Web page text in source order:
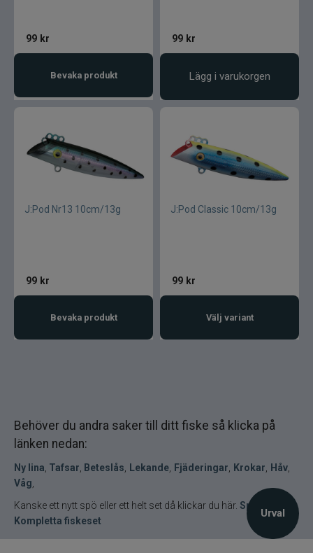
Urval
99 kr
Bevaka produkt
99 kr
Lägg i varukorgen
J:Pod Nr13 10cm/13g
99 kr
Bevaka produkt
J:Pod Classic 10cm/13g
99 kr
Välj variant
Behöver du andra saker till ditt fiske så klicka på
länken nedan:
Ny lina Tafsar Beteslås, Lekande, Fjäderingar, Krokar, Håv,
Våg,
Kanske ett nytt spö eller ett helt set då klickar du här. Spön
Kompletta fiskeset